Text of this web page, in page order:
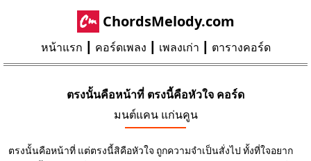
ChordsMelody.com
หน้าแรก คอร์ดเพลง เพลงเก่า ตารางคอร์ด
ตรงนั้นคือหน้าที่ ตรงนี้คือหัวใจ คอร์ด
มนต์แคน แก่นคูน
ตรงนั้นคือหน้าที่ แต่ตรงนี้สิคือหัวใจ ถูกความจำเป็นสั่งไป ทั้งที่ใจอยาก